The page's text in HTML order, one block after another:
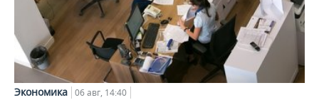
Экономика 06 авг, 14:40